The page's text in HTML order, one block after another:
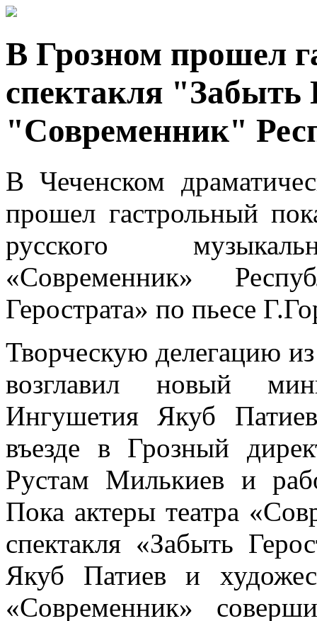
В Грозном прошел
спектакля "Забыть
"Современник"
В Чеченском
прошел гастрольный
русского
«Современник»
Герострата» по пьесе
Творческую делегацию
возглавил новый
Ингушетия Якуб
въезде в Грозный
Рустам Милькиев и
Пока актеры театра
спектакля «Забыть
Якуб Патиев и
«Современник»